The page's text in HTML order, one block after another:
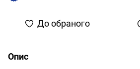
До обраного
Опис